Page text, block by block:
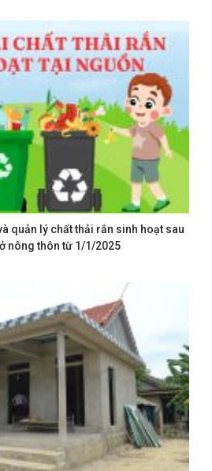
quản lý chất thải rắn sinh hoạt sau
nông thôn từ 1/1/2025